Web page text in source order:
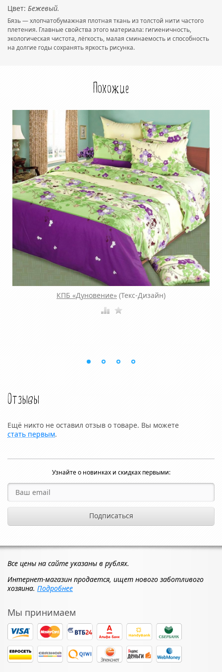
Цвет: Бежевый.
Бязь — хлопчатобумажная плотная ткань из толстой нити частого
плетения. Главные свойства этого материала: гигиеничность,
экологическая чистота, лёгкость, малая сминаемость и способность
на долгие годы сохранять яркость рисунка.
Похожие
КПБ «Дуновение» (Текс-Дизайн)
Отзывы
Ещё никто не оставил отзыв о товаре. Вы можете
стать первым.
Узнайте о новинках и скидках первыми:
Все цены на сайте указаны в рублях.
Интернет-магазин продается, ищет нового заботливого
хозяина. Подробнее
Мы принимаем